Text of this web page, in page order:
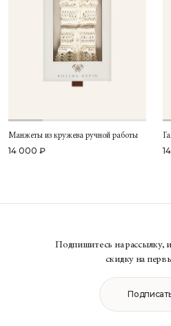
Манжеты из кружева ручной работы
14 000 ₽
Подпишитесь на рассылку,
скидку на